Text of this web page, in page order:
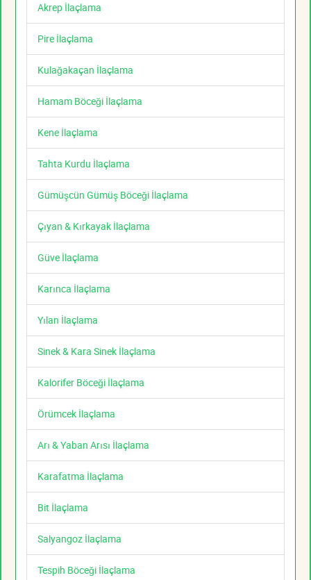
Akrep İlaçlama
Pire İlaçlama
Kulağakaçan İlaçlama
Hamam Böceği İlaçlama
Kene İlaçlama
Tahta Kurdu İlaçlama
Gümüşcün Gümüş Böceği İlaçlama
Çıyan & Kırkayak İlaçlama
Güve İlaçlama
Karınca İlaçlama
Yılan İlaçlama
Sinek & Kara Sinek İlaçlama
Kalorifer Böceği İlaçlama
Örümcek İlaçlama
Arı & Yaban Arısı İlaçlama
Karafatma İlaçlama
Bit İlaçlama
Salyangoz İlaçlama
Tespih Böceği İlaçlama